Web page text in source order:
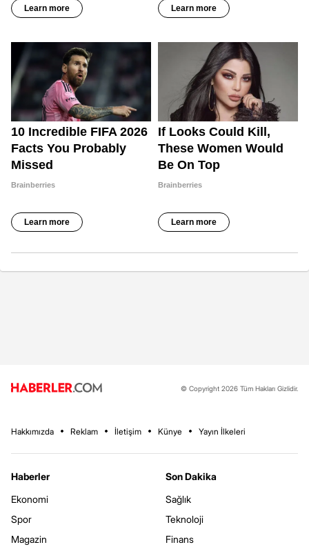
© Copyright 2026 Tüm Hakları Gizlidir.
Hakkımızda Reklam İletişim Künye Yayın İlkeleri
Haberler
Ekonomi
Spor
Magazin
Son Dakika
Sağlık
Teknoloji
Finans